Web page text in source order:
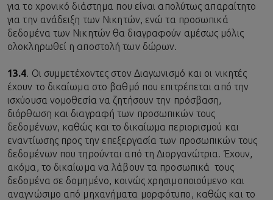
για το χρονικό διάστημα που είναι απολύτως απαραίτητο
για την ανάδειξη των Νικητών, ενώ τα προσωπικά
δεδομένα των Νικητών θα διαγραφούν αμέσως μόλις
ολοκληρωθεί η αποστολή των δώρων.
13.4. Οι συμμετέχοντες στον Διαγωνισμό και οι νικητές
έχουν το δικαίωμα στο βαθμό που επιτρέπεται από την
ισχύουσα νομοθεσία να ζητήσουν την πρόσβαση,
διόρθωση και διαγραφή των προσωπικών τους
δεδομένων, καθώς και το δικαίωμα περιορισμού και
εναντίωσης προς την επεξεργασία των προσωπικών τους
δεδομένων που τηρούνται από τη Διοργανώτρια. Έχουν,
ακόμα, το δικαίωμα να λάβουν τα προσωπικά τους
δεδομένα σε δομημένο, κοινώς χρησιμοποιούμενο και
αναγνώσιμο από μηχανήματα μορφότυπο, καθώς και το